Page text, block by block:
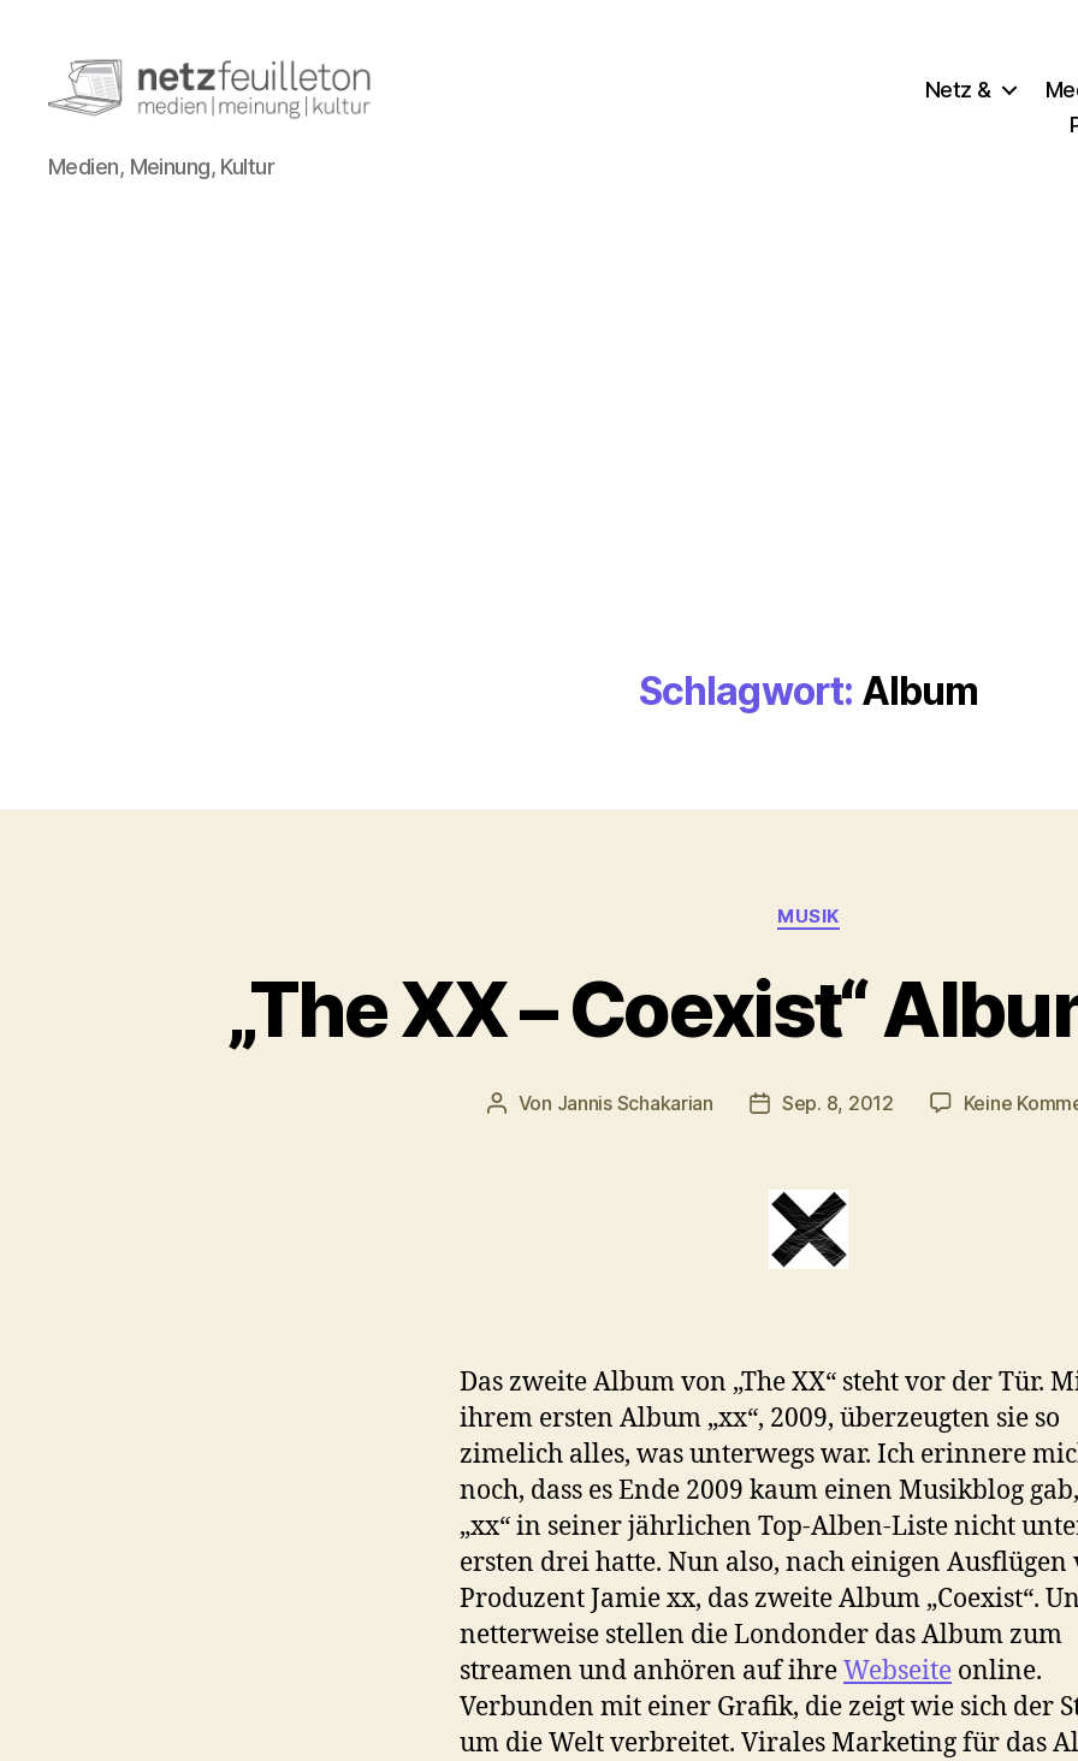
netzfeuilleton.de
Medien, Meinung, Kultur
Netz &
Schlagwort: Album
Kategorien
MUSIK
„The XX – Coexist“
Beitragsautor
Von Jannis Schakarian Veröffentlichungsdatum
Sep. 8, 2012 Keine
Das zweite Album von „The XX“ steht vor der Tür.
ihrem ersten Album „xx“, 2009, überzeugten sie so
zimelich alles, was unterwegs war. Ich erinnere
noch, dass es Ende 2009 kaum einen Musikblog
„xx“ in seiner jährlichen Top-Alben-Liste nicht
ersten drei hatte. Nun also, nach einigen Ausflügen
Produzent Jamie xx, das zweite Album „Coexist“.
netterweise stellen die Londonder das Album zum
streamen und anhören auf ihreWebseite online.
Verbunden mit einer Grafik, die zeigt wie sich der
um die Welt verbreitet. Virales Marketing für das